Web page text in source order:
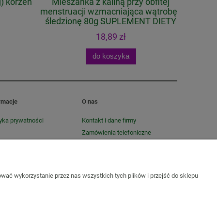
menstruacji wzmacniająca wątrobę i
śledzionę 80g SUPLEMENT DIETY
18,89 zł
do koszyka
prywatności
O nas
Kontakt i dane firmy
Zamówienia telefoniczne
wykorzystanie przez nas wszystkich tych plików i przejść do sklepu